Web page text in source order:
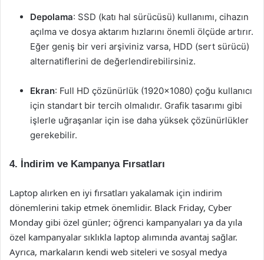
Depolama: SSD (katı hal sürücüsü) kullanımı, cihazın
açılma ve dosya aktarım hızlarını önemli ölçüde artırır.
Eğer geniş bir veri arşiviniz varsa, HDD (sert sürücü)
alternatiflerini de değerlendirebilirsiniz.
Ekran: Full HD çözünürlük (1920×1080) çoğu kullanıcı
için standart bir tercih olmalıdır. Grafik tasarımı gibi
işlerle uğraşanlar için ise daha yüksek çözünürlükler
gerekebilir.
4. İndirim ve Kampanya Fırsatları
Laptop alırken en iyi fırsatları yakalamak için indirim
dönemlerini takip etmek önemlidir. Black Friday, Cyber
Monday gibi özel günler; öğrenci kampanyaları ya da yıla
özel kampanyalar sıklıkla laptop alımında avantaj sağlar.
Ayrıca, markaların kendi web siteleri ve sosyal medya